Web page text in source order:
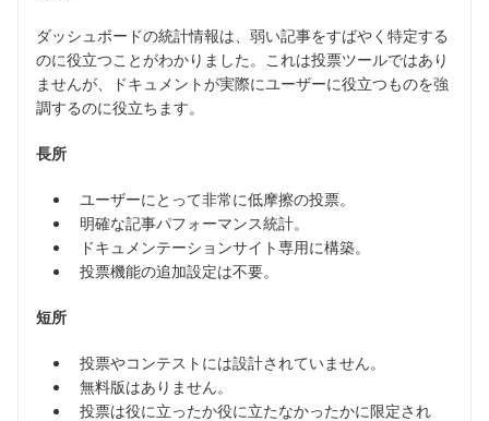
ダッシュボードの統計情報は、弱い記事をすばやく特定する
のに役立つことがわかりました。これは投票ツールではあり
ませんが、ドキュメントが実際にユーザーに役立つものを強
調するのに役立ちます。
長所
ユーザーにとって非常に低摩擦の投票。
明確な記事パフォーマンス統計。
ドキュメンテーションサイト専用に構築。
投票機能の追加設定は不要。
短所
投票やコンテストには設計されていません。
無料版はありません。
投票は役に立ったか役に立たなかったかに限定され